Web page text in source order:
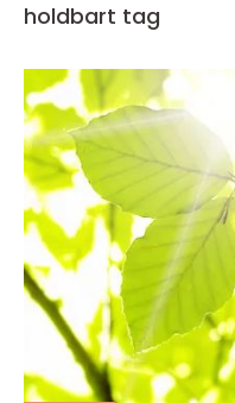
holdbart tag